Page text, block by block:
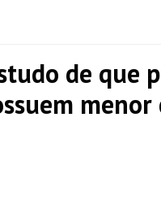
de que
menor